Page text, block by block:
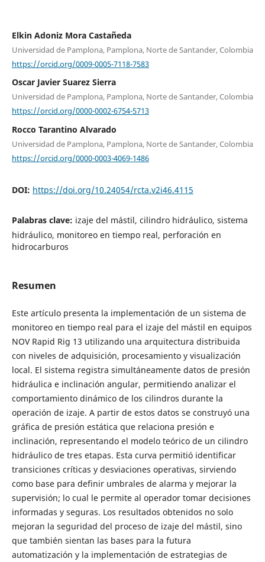
Elkin Adoniz Mora Castañeda
Universidad de Pamplona, Pamplona, Norte de Santander, Colombia
https://orcid.org/0009-0005-7118-7583
Oscar Javier Suarez Sierra
Universidad de Pamplona, Pamplona, Norte de Santander, Colombia
https://orcid.org/0000-0002-6754-5713
Rocco Tarantino Alvarado
Universidad de Pamplona, Pamplona, Norte de Santander, Colombia
https://orcid.org/0000-0003-4069-1486
DOI: https://doi.org/10.24054/rcta.v2i46.4115
Palabras clave: izaje del mástil, cilindro hidráulico, sistema
hidráulico, monitoreo en tiempo real, perforación en
hidrocarburos
Resumen
Este artículo presenta la implementación de un sistema de
monitoreo en tiempo real para el izaje del mástil en equipos
NOV Rapid Rig 13 utilizando una arquitectura distribuida
con niveles de adquisición, procesamiento y visualización
local. El sistema registra simultáneamente datos de presión
hidráulica e inclinación angular, permitiendo analizar el
comportamiento dinámico de los cilindros durante la
operación de izaje. A partir de estos datos se construyó una
gráfica de presión estática que relaciona presión e
inclinación, representando el modelo teórico de un cilindro
hidráulico de tres etapas. Esta curva permitió identificar
transiciones críticas y desviaciones operativas, sirviendo
como base para definir umbrales de alarma y mejorar la
supervisión; lo cual le permite al operador tomar decisiones
informadas y seguras. Los resultados obtenidos no solo
mejoran la seguridad del proceso de izaje del mástil, sino
que también sientan las bases para la futura
automatización y la implementación de estrategias de